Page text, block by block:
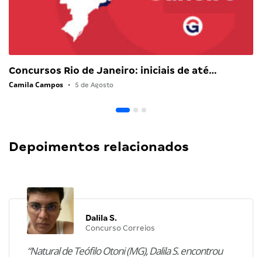
Concursos Rio de Janeiro: iniciais de até…
Camila Campos • 5 de Agosto
Depoimentos relacionados
Dalila S.
Concurso Correios
“Natural de Teófilo Otoni (MG), Dalila S. encontrou